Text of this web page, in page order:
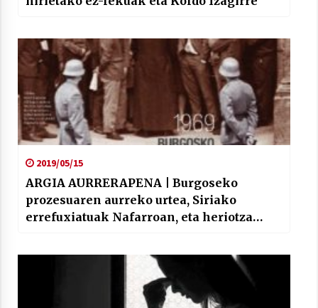
2019/05/15
ARGIA AURRERAPENA | Burgoseko
prozesuaren aurreko urtea, Siriako
errefuxiatuak Nafarroan, eta heriotza